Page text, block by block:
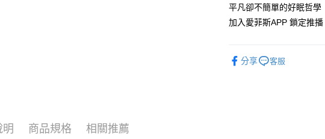
物流宅配
平凡卻不簡單的好眠哲學
加入愛菲斯APP 鎖定推播
分享 客服
明 商品規格 相關推薦